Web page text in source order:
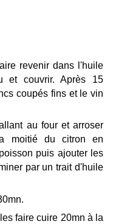
revenir dans l'huile
et couvrir. Après 15
coupés fins et le vin
au four et arroser
moitié du citron en
puis ajouter les
par un trait d'huile
faire cuire 20mn à la